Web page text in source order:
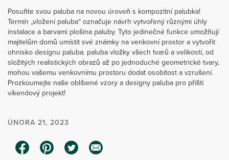
Posuňte svou paluba na novou úroveň s kompozitní palubka!
Termín „vložení paluba“ označuje návrh vytvořený různými úhly
instalace a barvami plošina paluby. Tyto jedinečné funkce umožňují
majitelům domů umístit své známky na venkovní prostor a vytvořit
ohnisko designu paluba. paluba vložky všech tvarů a velikostí, od
složitých realistických obrazů až po jednoduché geometrické tvary,
mohou vašemu venkovnímu prostoru dodat osobitost a vzrušení.
Prozkoumejte naše oblíbené vzory a designy paluba pro příští
víkendový projekt!
ÚNORA 21, 2023